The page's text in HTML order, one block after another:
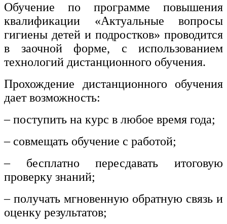
Обучение по программе повышения
квалификации «Актуальные вопросы
гигиены детей и подростков» проводится
в заочной форме, с использованием
технологий дистанционного обучения.
Прохождение дистанционного обучения
дает возможность:
– поступить на курс в любое время года;
– совмещать обучение с работой;
– бесплатно пересдавать итоговую
проверку знаний;
– получать мгновенную обратную связь и
оценку результатов;